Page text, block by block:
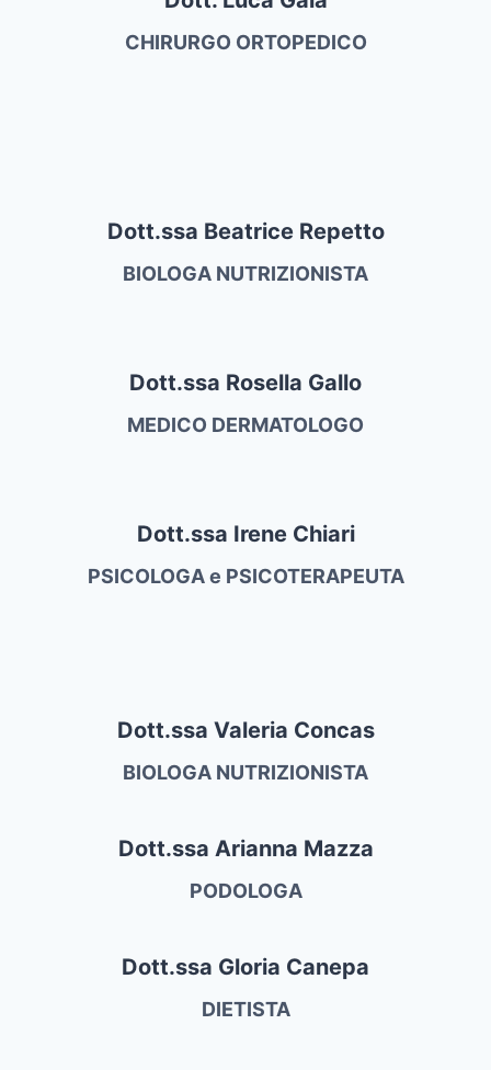
CHIRURGO ORTOPEDICO
Dott.ssa Beatrice Repetto
BIOLOGA NUTRIZIONISTA
Dott.ssa Rosella Gallo
MEDICO DERMATOLOGO
Dott.ssa Irene Chiari
PSICOLOGA e PSICOTERAPEUTA
Dott.ssa Valeria Concas
BIOLOGA NUTRIZIONISTA
Dott.ssa Arianna Mazza
PODOLOGA
Dott.ssa Gloria Canepa
DIETISTA